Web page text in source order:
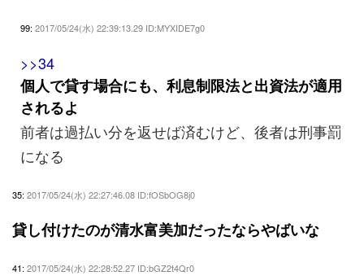
99: 2017/05/24(水) 22:39:13.29 ID:MYXIDE7g0
>>34
個人で貸す場合にも、利息制限法と出資法が適用
されるよ
前者は過払い分を返せば済むけど、後者は刑事罰
になる
35: 2017/05/24(水) 22:27:46.08 ID:fOSbOG8j0
貸し付けたのが清水富美加だったならやばいな
41: 2017/05/24(水) 22:28:52.27 ID:bGZ2t4Qr0